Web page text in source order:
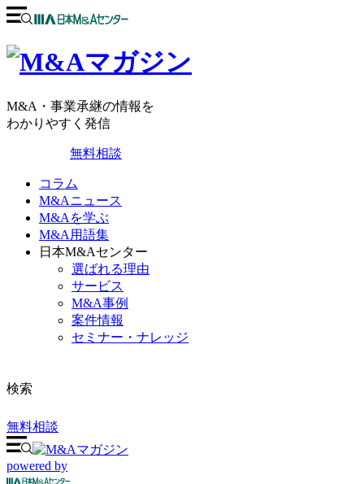
M&A・事業承継の情報を
わかりやすく発信
無料相談
コラム
M&Aニュース
M&Aを学ぶ
M&A用語集
日本M&Aセンター
選ばれる理由
サービス
M&A事例
案件情報
セミナー・ナレッジ
検索
無料相談
powered by